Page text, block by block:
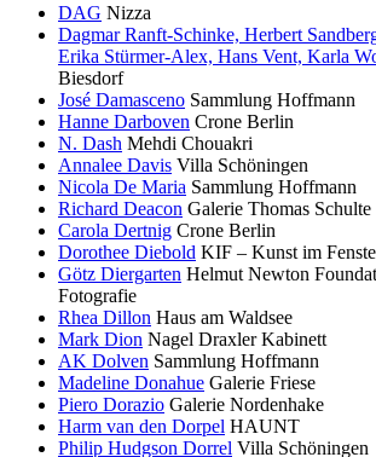
DAG Nizza
Dagmar Ranft-Schinke, Herbert
Erika Stürmer-Alex, Hans Vent, Karla
Biesdorf
José Damasceno Sammlung Hoffmann
Hanne Darboven Crone Berlin
N. Dash Mehdi Chouakri
Annalee Davis Villa Schöningen
Nicola De Maria Sammlung Hoffmann
Richard Deacon Galerie Thomas Schulte
Carola Dertnig Crone Berlin
Dorothee Diebold KIF – Kunst im
Götz Diergarten Helmut Newton
Fotografie
Rhea Dillon Haus am Waldsee
Mark Dion Nagel Draxler Kabinett
AK Dolven Sammlung Hoffmann
Madeline Donahue Galerie Friese
Piero Dorazio Galerie Nordenhake
Harm van den Dorpel HAUNT
Philip Hudgson Dorrel Villa Schöningen